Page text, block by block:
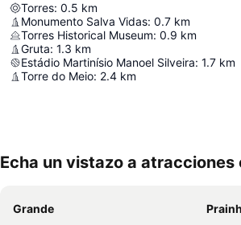
Torres: 0.5 km
Monumento Salva Vidas: 0.7 km
Torres Historical Museum: 0.9 km
Gruta: 1.3 km
Estádio Martinísio Manoel Silveira: 1.7 km
Torre do Meio: 2.4 km
Echa un vistazo a atracciones
Grande